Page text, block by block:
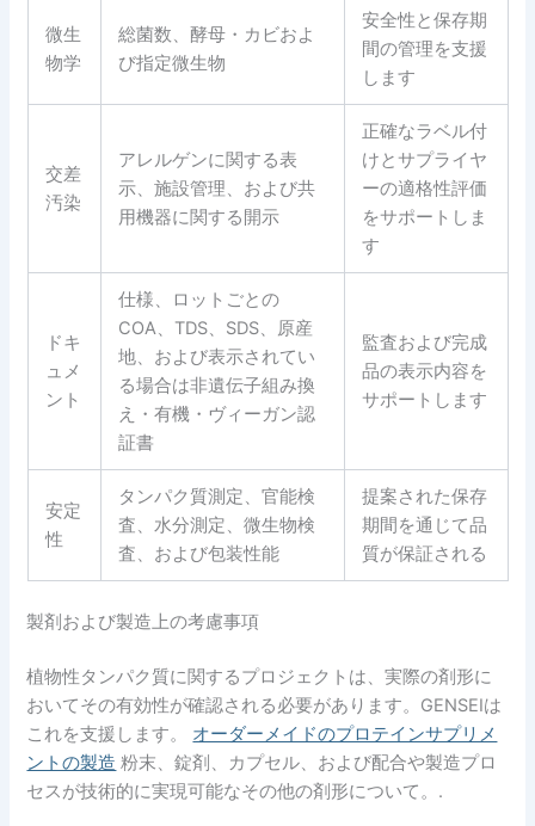
微生
物学
総菌数、酵母・カビおよ
び指定微生物
安全性と保存期
間の管理を支援
します
交差
汚染
アレルゲンに関する表
示、施設管理、および共
用機器に関する開示
正確なラベル付
けとサプライヤ
ーの適格性評価
をサポートしま
す
ドキ
ュメ
ント
仕様、ロットごとの
COA、TDS、SDS、原産
地、および表示されてい
る場合は非遺伝子組み換
え・有機・ヴィーガン認
証書
監査および完成
品の表示内容を
サポートします
安定
性
タンパク質測定、官能検
査、水分測定、微生物検
査、および包装性能
提案された保存
期間を通じて品
質が保証される
製剤および製造上の考慮事項
植物性タンパク質に関するプロジェクトは、実際の剤形に
おいてその有効性が確認される必要があります。GENSEIは
これを支援します。 オーダーメイドのプロテインサプリメ
ントの製造 粉末、錠剤、カプセル、および配合や製造プロ
セスが技術的に実現可能なその他の剤形について。.